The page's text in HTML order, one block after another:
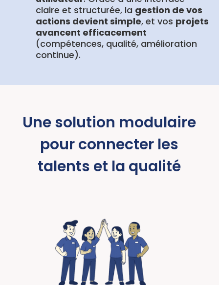
claire et structurée, la gestion de vos
actions devient simple, et vos projets
avancent efficacement
(compétences, qualité, amélioration
continue).
Une solution modulaire
pour connecter les
talents et la qualité